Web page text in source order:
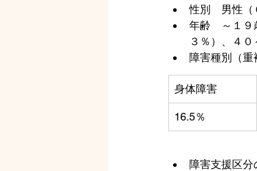
性別　男性（
年齢　～１９
３％）、４０
障害種別（重
身体障害
16.5％
障害支援区分